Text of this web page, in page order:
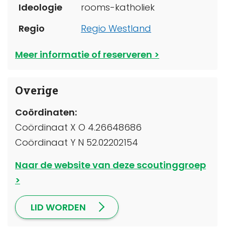
Ideologie
rooms-katholiek
Regio
Regio Westland
Meer informatie of reserveren
Overige
Coördinaten:
Coördinaat X O 4.26648686
Coördinaat Y N 52.02202154
Naar de website van deze scoutinggroep
LID WORDEN